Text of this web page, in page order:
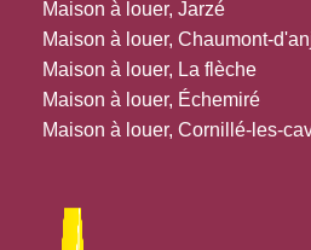
Maison à louer, Jarzé
Maison à louer, Chaumont-
Maison à louer, La flèche
Maison à louer, Échemiré
Maison à louer, Cornillé-les-